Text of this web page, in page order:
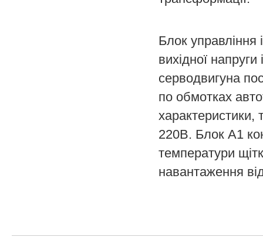
Блок управління
вихідної
серводвигуна
по обмотках
характеристики,
220В. Блок A1
температури
навантаження